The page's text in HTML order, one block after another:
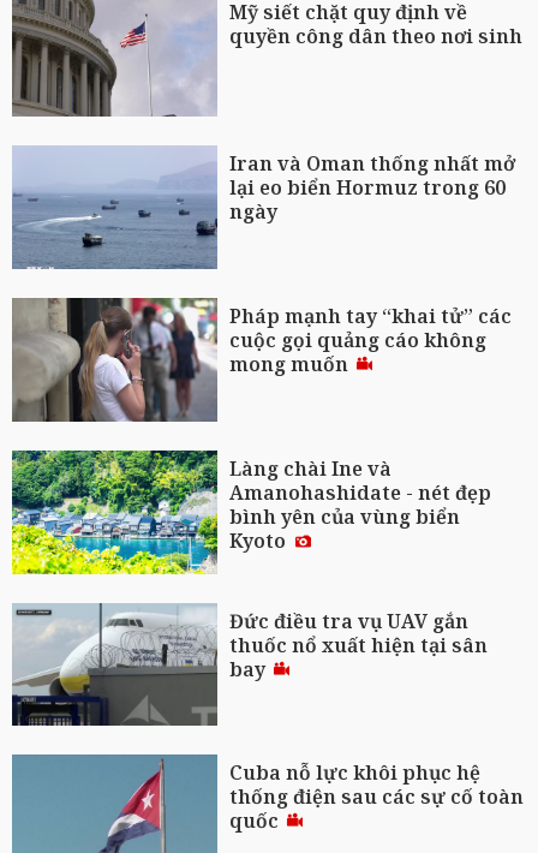
Mỹ siết chặt quy định về
quyền công dân theo nơi sinh
Iran và Oman thống nhất mở
lại eo biển Hormuz trong 60
ngày
Pháp mạnh tay “khai tử” các
cuộc gọi quảng cáo không
mong muốn
Làng chài Ine và
Amanohashidate - nét đẹp
bình yên của vùng biển
Kyoto
Đức điều tra vụ UAV gắn
thuốc nổ xuất hiện tại sân
bay
Cuba nỗ lực khôi phục hệ
thống điện sau các sự cố toàn
quốc